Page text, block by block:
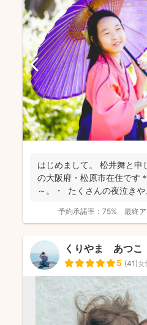
はじめまして。 松井舞と
の大阪府・松原市在住です
～。・ たくさんの夜泣き
予約承諾率： 75% 最終ア
くりやま あつこ
5 (41)女